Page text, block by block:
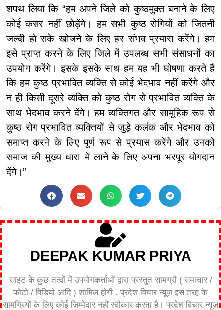
शपथ लिया कि “हम अपने जिले को कुष्ठमुक्त बनाने के लिए
कोई कसर नहीं छोड़ेंगे। हम सभी कुष्ठ रोगियों को जितनी
जल्दी हो सके खोजने के लिए हर संभव प्रयास करेंगे। हम
इसे प्राप्त करने के लिए जिले में उपलब्ध सभी संसाधनों का
उपयोग करेंगे। इसके इसके साथ हम यह भी घोषणा करते हैं
कि हम कुष्ठ प्रभावित व्यक्ति से कोई भेदभाव नहीं करेंगे और
न ही किसी दूसरे व्यक्ति को कुष्ठ रोग से प्रभावित व्यक्ति के
साथ भेदभाव करने देंगे। हम व्यक्तिगत और सामूहिक रूप से
कुष्ठ रोग प्रभावित व्यक्तियों से जुड़े कलंक और भेदभाव को
समाप्त करने के लिए पूर्ण रूप से प्रयास करेंगे और उनको
समाज की मुख्य धारा में लाने के लिए अपना भरपूर योगदान
देंगे।”
DEEPAK KUMAR PRIYA
साइट के कुछ तत्वों में उपयोगकर्ताओं द्वारा प्रस्तुत सामग्री ( समाचार /
फोटो / विडियो आदि ) शामिल होगी . प्रदेश विचार न्यूज़ इस तरह के
सामग्रियों के लिए कोई ज़िम्मेदार नहीं स्वीकार करता है। प्रदेश विचार न्यूज़